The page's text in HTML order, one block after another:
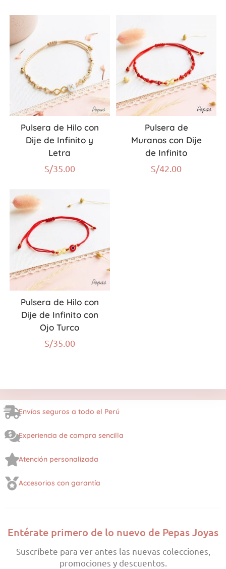
Pulsera de Hilo con
Dije de Infinito y
Letra
S/35.00
Pulsera de
Muranos con Dije
de Infinito
S/42.00
Pulsera de Hilo con
Dije de Infinito con
Ojo Turco
S/35.00
Envíos seguros a todo el Perú
Experiencia de compra sencilla
Atención personalizada
Accesorios con garantía
Entérate primero de lo nuevo de Pepas Joyas
Suscríbete para ver antes las nuevas colecciones,
promociones y descuentos.